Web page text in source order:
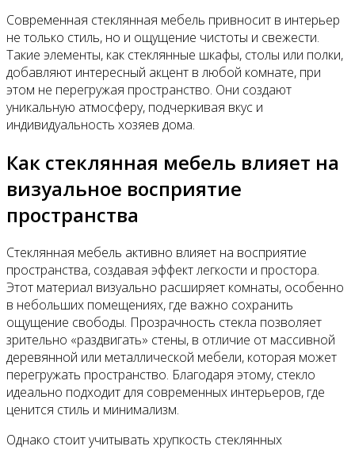
Современная стеклянная мебель привносит в интерьер
не только стиль, но и ощущение чистоты и свежести.
Такие элементы, как стеклянные шкафы, столы или полки,
добавляют интересный акцент в любой комнате, при
этом не перегружая пространство. Они создают
уникальную атмосферу, подчеркивая вкус и
индивидуальность хозяев дома.
Как стеклянная мебель влияет на
визуальное восприятие
пространства
Стеклянная мебель активно влияет на восприятие
пространства, создавая эффект легкости и простора.
Этот материал визуально расширяет комнаты, особенно
в небольших помещениях, где важно сохранить
ощущение свободы. Прозрачность стекла позволяет
зрительно «раздвигать» стены, в отличие от массивной
деревянной или металлической мебели, которая может
перегружать пространство. Благодаря этому, стекло
идеально подходит для современных интерьеров, где
ценится стиль и минимализм.
Однако стоит учитывать хрупкость стеклянных